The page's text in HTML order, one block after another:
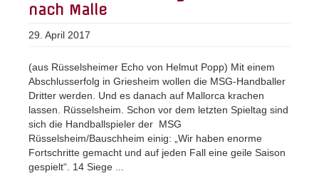
nach Malle
29. April 2017
(aus Rüsselsheimer Echo von Helmut Popp) Mit einem
Abschlusserfolg in Griesheim wollen die MSG-Handballer
Dritter werden. Und es danach auf Mallorca krachen
lassen. Rüsselsheim. Schon vor dem letzten Spieltag sind
sich die Handballspieler der MSG
Rüsselsheim/Bauschheim einig: „Wir haben enorme
Fortschritte gemacht und auf jeden Fall eine geile Saison
gespielt“. 14 Siege ...